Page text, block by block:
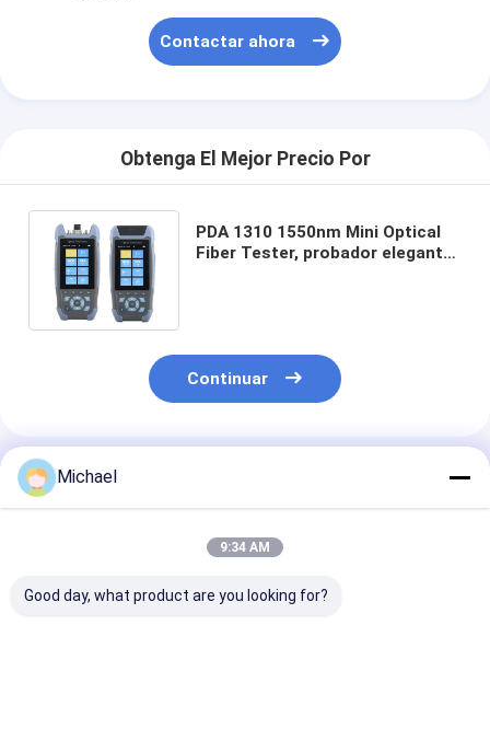
Contactar ahora
Obtenga El Mejor Precio Por
PDA 1310 1550nm Mini Optical
Fiber Tester, probador elegante
Continuar
Productos Recomendados
Michael
9:34 AM
Good day, what product are you looking for?